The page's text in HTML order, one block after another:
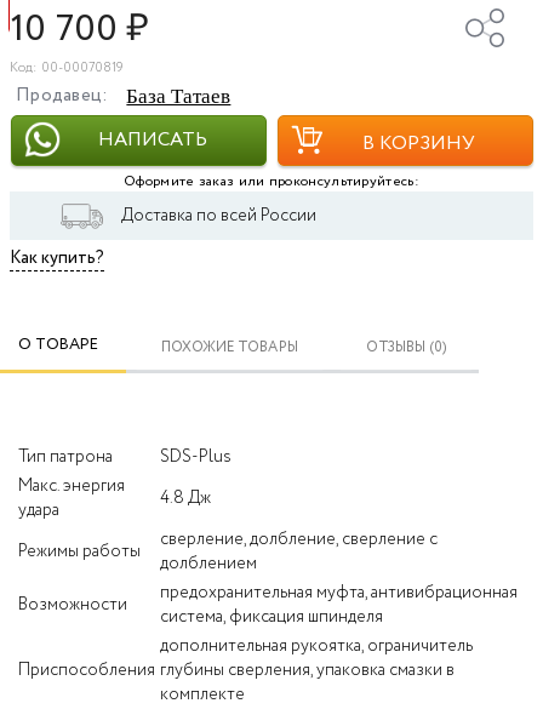
10 700₽
Код: 00-00070819
Продавец: База Татаев
НАПИСАТЬ В КОРЗИНУ
Оформите заказ или проконсультируйтесь:
Доставка по всей России
Как купить?
О ТОВАРЕ ПОХОЖИЕ ТОВАРЫ ОТЗЫВЫ (0)
Тип патрона
SDS-Plus
Макс. энергия
удара
4.8 Дж
Режимы работы
сверление, долбление, сверление с
долблением
Возможности
предохранительная муфта, антивибрационная
система, фиксация шпинделя
Приспособления
дополнительная рукоятка, ограничитель
глубины сверления, упаковка смазки в
комплекте